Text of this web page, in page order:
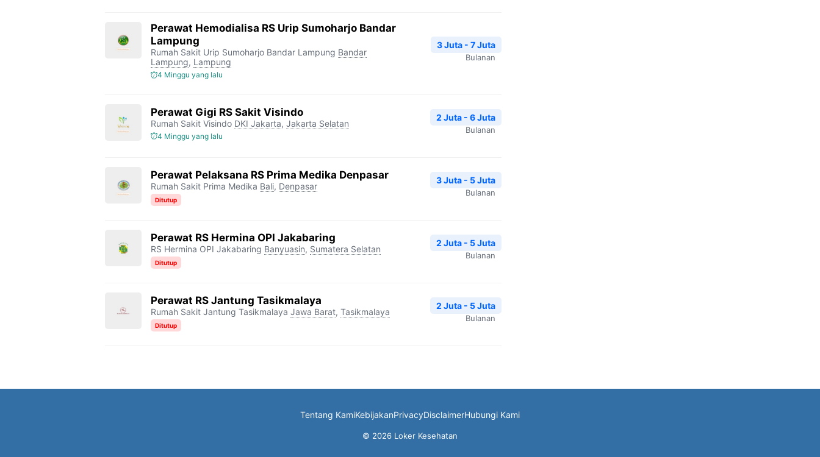
Perawat Hemodialisa RS Urip Sumoharjo Bandar
Lampung
Rumah Sakit Urip Sumoharjo Bandar Lampung Bandar
Lampung, Lampung
4 Minggu yang lalu
3 Juta - 7 Juta
Bulanan
Perawat Gigi RS Sakit Visindo
Rumah Sakit Visindo DKI Jakarta, Jakarta Selatan
4 Minggu yang lalu
2 Juta - 6 Juta
Bulanan
Perawat Pelaksana RS Prima Medika Denpasar
Rumah Sakit Prima Medika Bali, Denpasar
Ditutup
3 Juta - 5 Juta
Bulanan
Perawat RS Hermina OPI Jakabaring
RS Hermina OPI Jakabaring Banyuasin, Sumatera Selatan
Ditutup
2 Juta - 5 Juta
Bulanan
Perawat RS Jantung Tasikmalaya
Rumah Sakit Jantung Tasikmalaya Jawa Barat, Tasikmalaya
Ditutup
2 Juta - 5 Juta
Bulanan
Tentang KamiKebijakanPrivacyDisclaimerHubungi Kami
© 2026 Loker Kesehatan